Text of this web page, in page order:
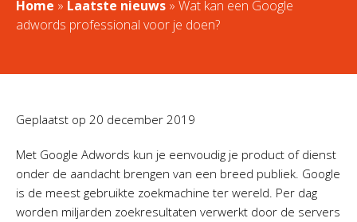
Home » Laatste nieuws » Wat kan een Google
adwords professional voor je doen?
Geplaatst op 20 december 2019
Met Google Adwords kun je eenvoudig je product of dienst
onder de aandacht brengen van een breed publiek. Google
is de meest gebruikte zoekmachine ter wereld. Per dag
worden miljarden zoekresultaten verwerkt door de servers